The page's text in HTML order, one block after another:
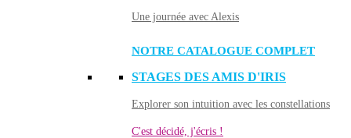
Une journée avec Alexis
NOTRE CATALOGUE COMPLET
STAGES DES AMIS D'IRIS
Explorer son intuition avec les constellations
C'est décidé, j'écris !